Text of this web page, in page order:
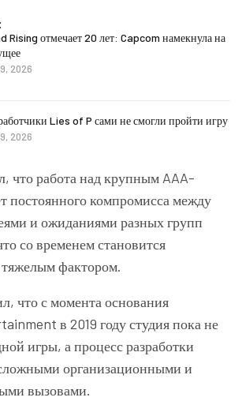
Rising отмечает 20 лет: Capcom намекнула на
2026
Lies of P сами не смогли пройти игру
2026
что работа над крупным AAA-
постоянного компромисса между
и ожиданиями разных групп
со временем становится
фактором.
что с момента основания
в 2019 году студия пока не
игры, а процесс разработки
организационными и
вызовами.